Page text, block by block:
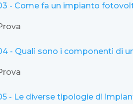
- Come fa un impianto
- Quali sono i componenti di
- Le diverse tipologie di